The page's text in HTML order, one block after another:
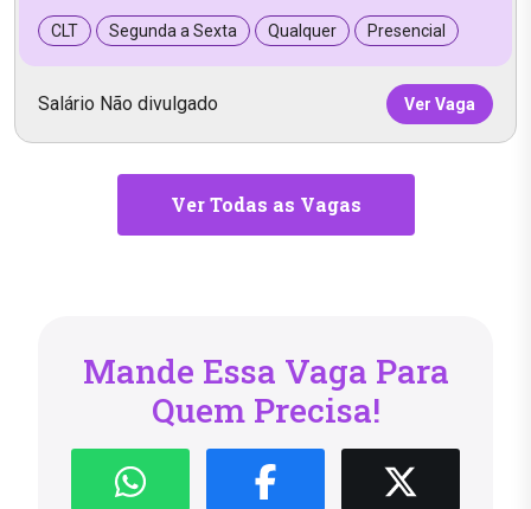
CLT Segunda a Sexta Qualquer Presencial
Salário Não divulgado Ver Vaga
Ver Todas as Vagas
Mande Essa Vaga Para
Quem Precisa!